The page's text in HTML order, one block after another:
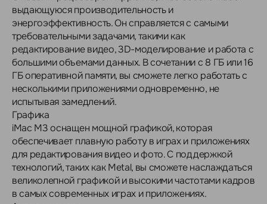
выдающуюся производительность и
энергоэффективность. Он справляется с самыми
требовательными задачами, такими как
редактирование видео, 3D-моделирование и работа с
большими объемами данных. В сочетании с 8 ГБ или 16
ГБ оперативной памяти, вы сможете легко работать с
несколькими приложениями одновременно, не
испытывая замедлений.
Графика
iMac M3 оснащен мощной графикой, которая
обеспечивает плавную работу в играх и приложениях
для редактирования видео и фото. С поддержкой
технологий, таких как Metal, вы сможете наслаждаться
великолепной графикой и высокими частотами кадров
в самых современных играх и приложениях.